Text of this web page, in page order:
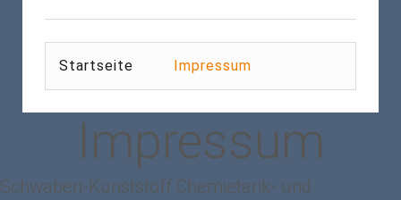
Startseite Impressum
Impressum
Schwaben-Kunststoff Chemietank- und